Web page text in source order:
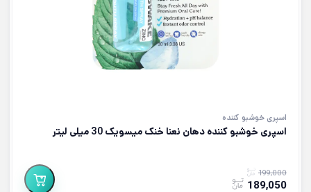
اسپری خوشبو کننده
اسپری خوشبو کننده دهان نعنا خنک میسویک 30 میلی لیتر
199,000
189,050